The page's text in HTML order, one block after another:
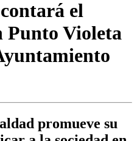
el
Punto Violeta
promueve su